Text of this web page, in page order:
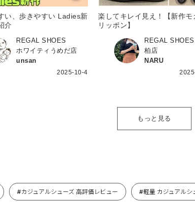
い、歩きやすい Ladies新
介
REGAL SHOES
ホワイティうめだ店
unsan
2025-10-4
楽してキレイ見え！【新作モ
リッポン】
REGAL SHOES
柏店
NARU
もっと見る
#カジュアルシューズ 高評価レビュー #軽量 カジュアルシ